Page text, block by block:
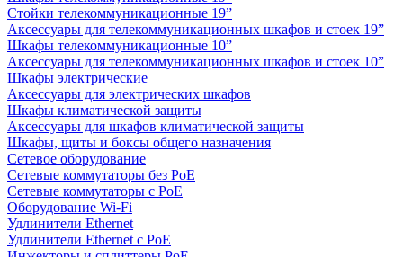
Стойки телекоммуникационные 19”
Аксессуары для телекоммуникационных шкафов и стоек 19”
Шкафы телекоммуникационные 10”
Аксессуары для телекоммуникационных шкафов и стоек 10”
Шкафы электрические
Аксессуары для электрических шкафов
Шкафы климатической защиты
Аксессуары для шкафов климатической защиты
Шкафы, щиты и боксы общего назначения
Сетевое оборудование
Сетевые коммутаторы без PoE
Сетевые коммутаторы с PoE
Оборудование Wi-Fi
Удлинители Ethernet
Удлинители Ethernet с PoE